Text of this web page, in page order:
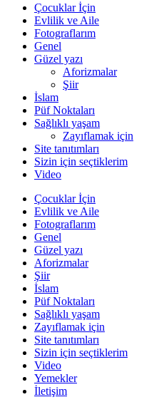
Çocuklar İçin
Evlilik ve Aile
Fotograflarım
Genel
Güzel yazı
Aforizmalar
Şiir
İslam
Püf Noktaları
Sağlıklı yaşam
Zayıflamak için
Site tanıtımları
Sizin için seçtiklerim
Video
Çocuklar İçin
Evlilik ve Aile
Fotograflarım
Genel
Güzel yazı
Aforizmalar
Şiir
İslam
Püf Noktaları
Sağlıklı yaşam
Zayıflamak için
Site tanıtımları
Sizin için seçtiklerim
Video
Yemekler
İletişim